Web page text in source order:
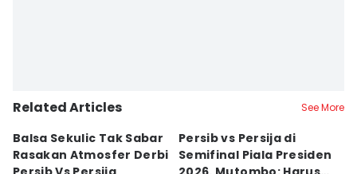
Related Articles See More
Balsa Sekulic Tak Sabar
Rasakan Atmosfer Derbi
Persib vs Persija di
Semifinal Piala Presiden